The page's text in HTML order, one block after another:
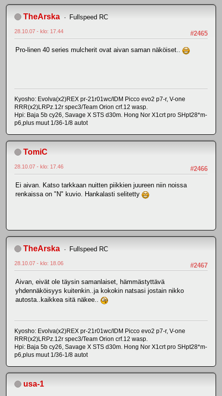
TheArska Fullspeed RC
#2465
28.10.07 - klo: 17.44
Pro-linen 40 series mulcherit ovat aivan saman näköiset..
Kyosho: Evolva(x2)REX pr-21r01wc/IDM Picco evo2 p7-r, V-one
RRR(x2)LRPz.12r spec3/Team Orion crf.12 wasp.
Hpi: Baja 5b cy26, Savage X STS d30m. Hong Nor X1crt pro SHpt28*m-
p6,plus muut 1/36-1/8 autot
TomiC
#2466
28.10.07 - klo: 17.46
Ei aivan. Katso tarkkaan nuitten piikkien juureen niin noissa
renkaissa on "N" kuvio. Hankalasti selitetty
TheArska Fullspeed RC
#2467
28.10.07 - klo: 18.06
Aivan, eivät ole täysin samanlaiset, hämmästyttävä
yhdennäköisyys kuitenkin..ja kokokin natsasi jostain nikko
autosta..kaikkea sitä näkee..
Kyosho: Evolva(x2)REX pr-21r01wc/IDM Picco evo2 p7-r, V-one
RRR(x2)LRPz.12r spec3/Team Orion crf.12 wasp.
Hpi: Baja 5b cy26, Savage X STS d30m. Hong Nor X1crt pro SHpt28*m-
p6,plus muut 1/36-1/8 autot
usa-1